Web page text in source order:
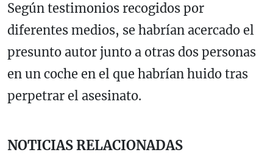
Según testimonios recogidos por
diferentes medios, se habrían acercado el
presunto autor junto a otras dos personas
en un coche en el que habrían huido tras
perpetrar el asesinato.
NOTICIAS RELACIONADAS